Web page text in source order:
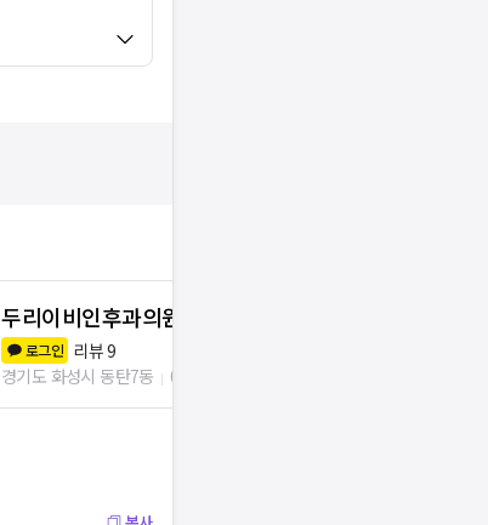
두리이비인후과의원 남동탄점
로그인 리뷰9
경기도 화성시 동탄7동
0m